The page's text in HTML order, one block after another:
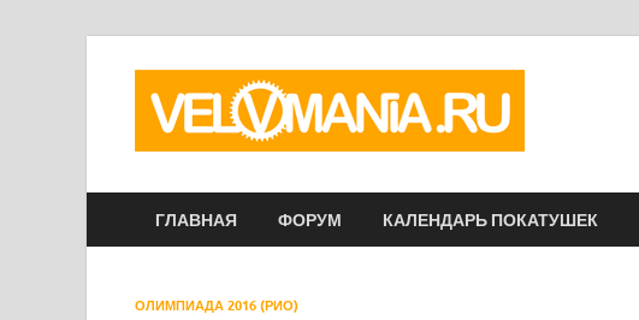
ГЛАВНАЯ ФОРУМ КАЛЕНДАРЬ ПОКАТУШЕК
ОЛИМПИАДА 2016 (РИО)